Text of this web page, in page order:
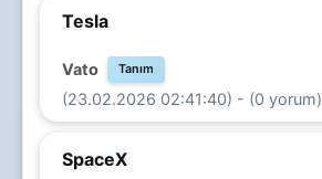
Tesla
Vato Tanım
(23.02.2026 02:41:40) - (0 yorum)
SpaceX